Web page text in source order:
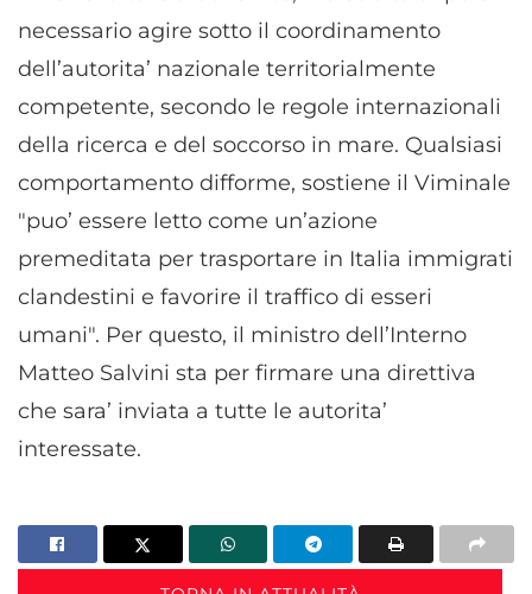
necessario agire sotto il coordinamento
dell’autorita’ nazionale territorialmente
competente, secondo le regole internazionali
della ricerca e del soccorso in mare. Qualsiasi
comportamento difforme, sostiene il Viminale
"puo’ essere letto come un’azione
premeditata per trasportare in Italia immigrati
clandestini e favorire il traffico di esseri
umani". Per questo, il ministro dell’Interno
Matteo Salvini sta per firmare una direttiva
che sara’ inviata a tutte le autorita’
interessate.